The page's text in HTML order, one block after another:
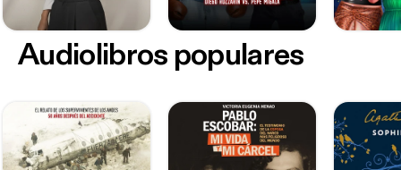
Audiolibros populares